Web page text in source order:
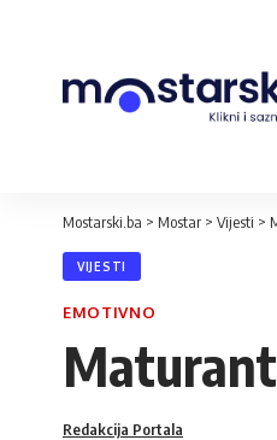
Mostarski.ba > Mostar > Vijesti >
VIJESTI
EMOTIVNO
Redakcija Portala